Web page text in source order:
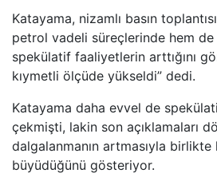
Katayama, nizamlı basın
petrol vadeli süreçlerinde hem de
spekülatif faaliyetlerin arttığını
kıymetli ölçüde yükseldi” dedi.
Katayama daha evvel de
çekmişti, lakin son açıklamaları
dalgalanmanın artmasıyla birlikte
büyüdüğünü gösteriyor.